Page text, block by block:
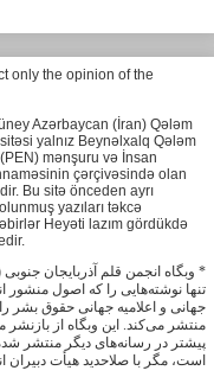
only the opinion of the
Azərbaycan (İran) Qələm
yalnız Beynəlxalq Qələm
mənşuru və İnsan
çərçivəsində olan
Bu sitə önceden ayrı
yazıları təkcə
Heyəti lazım gördükdə
* وبگاه انجمن قلم آذربایجان جنوبی
تنها نوشته‌هایی را که اصول منشور
جهانی و ‏اعلامیه جهانی حقوق بشر
منتشر می‌کند. این وبگاه از بازنشر
پیشتر در ‏رسانه‌های دیگر منتشر
است، مگر با صلاحدید هیأت دبیران